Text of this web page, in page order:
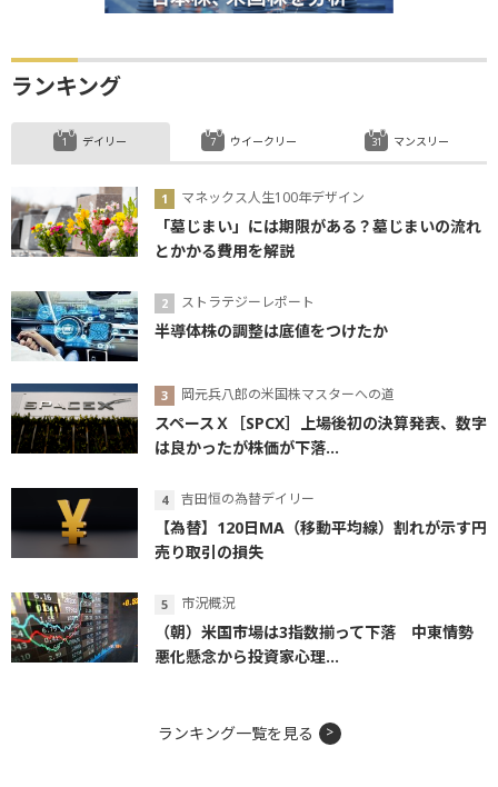
ランキング
デイリー
マネックス人生100年デザイン
「墓じまい」には期限がある？墓じまいの流れ
とかかる費用を解説
ストラテジーレポート
半導体株の調整は底値をつけたか
岡元兵八郎の米国株マスターへの道
スペースＸ［SPCX］上場後初の決算発表、数字
は良かったが株価が下落...
吉田恒の為替デイリー
【為替】120日MA（移動平均線）割れが示す円
売り取引の損失
市況概況
（朝）米国市場は3指数揃って下落 中東情勢
悪化懸念から投資家心理...
ウイークリー マンスリー
ランキング一覧を見る